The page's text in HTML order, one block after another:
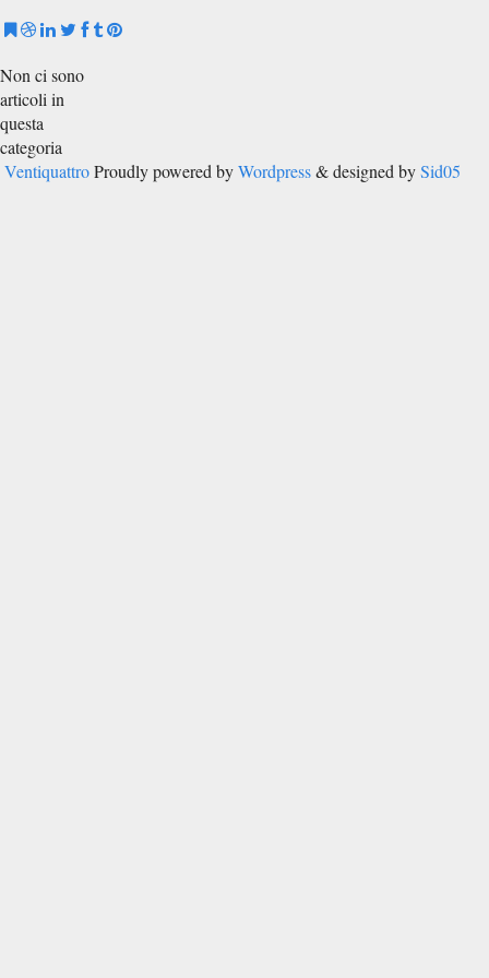
Non ci sono
articoli in
questa
categoria
Ventiquattro Proudly powered byWordpress& designed bySid05